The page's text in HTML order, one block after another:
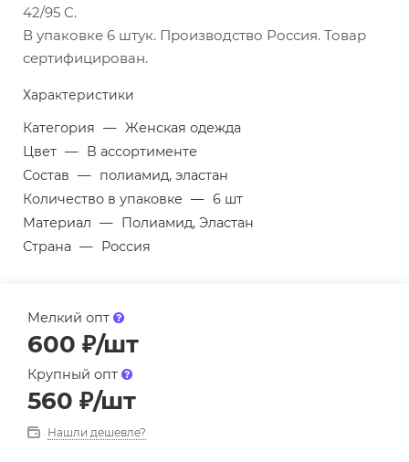
42/95 C.
В упаковке 6 штук. Производство Россия. Товар
сертифицирован.
Характеристики
Категория — Женская одежда
Цвет — В ассортименте
Состав — полиамид, эластан
Количество в упаковке — 6 шт
Материал — Полиамид, Эластан
Страна — Россия
Мелкий опт
600 ₽/шт
Крупный опт
560 ₽/шт
Нашли дешевле?